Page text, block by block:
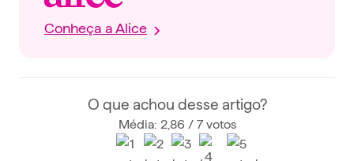
Conheça a Alice
O que achou desse artigo?
Média: 2,86 / 7 votos